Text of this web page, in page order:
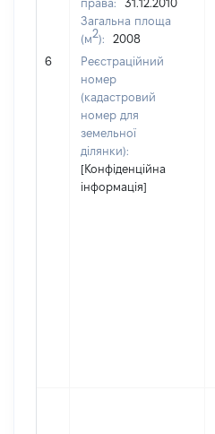
6
права:
31.12.2010
Загальна площа
(м2):
2008
Реєстраційний
номер
(кадастровий
номер для
земельної
ділянки):
[Конфіденційна
інформація]